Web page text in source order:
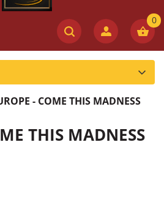
- COME THIS MADNESS
THIS MADNESS